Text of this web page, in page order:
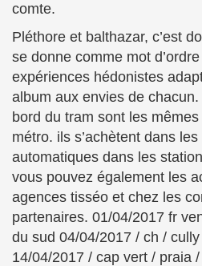
comte.
Pléthore et balthazar, c’est
se donne comme mot
expériences hédonistes
album aux envies de
bord du tram sont les
métro. ils s’achètent dans
automatiques dans les
vous pouvez également les
agences tisséo et chez les
partenaires. 01/04/2017 fr
du sud 04/04/2017 / ch /
14/04/2017 / cap vert / praia